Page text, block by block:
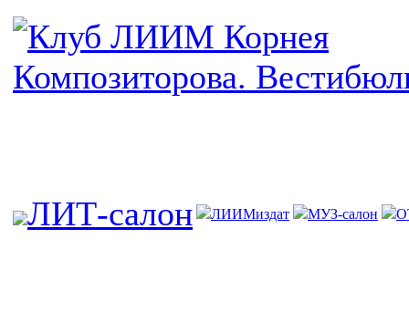
ЛИТ-салон ЛИИМиздат МУЗ-салон